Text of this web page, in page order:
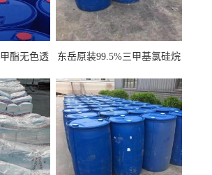
酯无色透
东岳原装99.5%三甲基氯硅烷